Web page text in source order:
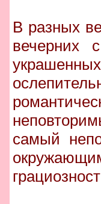
В разных
вечерних
самый